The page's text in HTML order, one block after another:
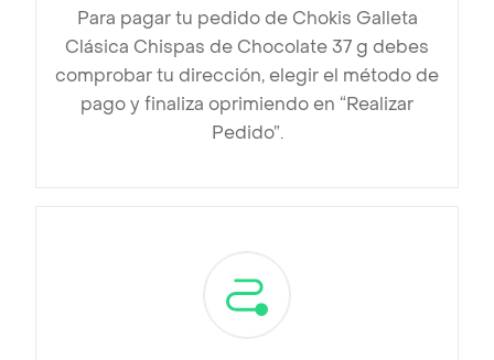
Para pagar tu pedido de Chokis Galleta
Clásica Chispas de Chocolate 37 g debes
comprobar tu dirección, elegir el método de
pago y finaliza oprimiendo en “Realizar
Pedido”.